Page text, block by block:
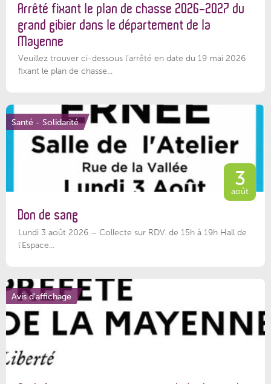
Arrêté fixant le plan de chasse 2026-2027 du
grand gibier dans le département de la
Mayenne
Veuillez trouver ci-dessous l’arrêté en date du 19 mai 2026
fixant le plan de chasse...
Santé - Solidarité
3
août
Don de sang
Lundi 3 août 2026 – Collecte sur RDV. de 15h à 19h Hall de
l'Espace...
Avis d'affichage